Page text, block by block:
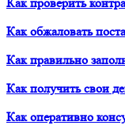
Как обжаловать
Как правильно
Как получить свои
Как оперативно